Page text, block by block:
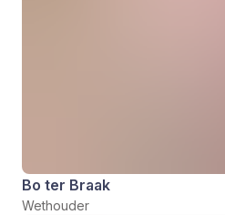
Bo ter Braak
Wethouder